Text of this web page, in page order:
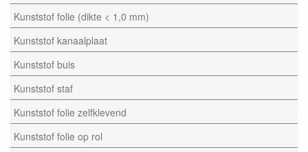
Kunststof folie (dikte < 1,0 mm)
Kunststof kanaalplaat
Kunststof buis
Kunststof staf
Kunststof folie zelfklevend
Kunststof folie op rol